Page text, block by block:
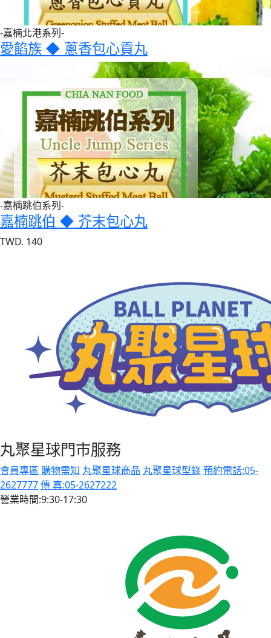
-嘉楠北港系列-
愛餡族 ◆ 蔥香包心貢丸
-嘉楠跳伯系列-
嘉楠跳伯 ◆ 芥末包心丸
TWD. 140
丸聚星球門市服務
會員專區 購物需知 丸聚星球商品 丸聚星球型錄預約電話:05-
2627777傳 真:05-2627222
營業時間:9:30-17:30